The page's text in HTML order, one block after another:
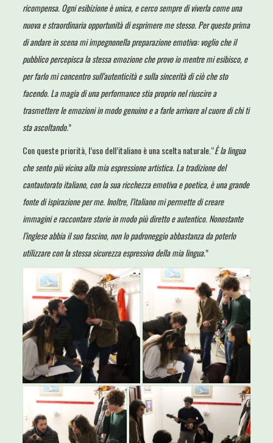
ricompensa. Ogni esibizione è unica, e cerco sempre di viverla come una
nuova e straordinaria opportunità di esprimere me stesso. Per questo prima
di andare in scena mi impegnonella preparazione emotiva: voglio che il
pubblico percepisca la stessa emozione che provo io mentre mi esibisco, e
per farlo mi concentro sull’autenticità e sulla sincerità di ciò che sto
facendo. La magia di una performance stia proprio nel riuscire a
trasmettere le emozioni in modo genuino e a farle arrivare al cuore di chi ti
sta ascoltando.”
Con queste priorità, l’uso dell’italiano è una scelta naturale.“Èla lingua
che sento più vicina alla mia espressione artistica. La tradizione del
cantautorato italiano, con la sua ricchezza emotiva e poetica, è una grande
fonte di ispirazione per me. Inoltre, l’italiano mi permette di creare
immagini e raccontare storie in modo più diretto e autentico. Nonostante
l’inglese abbia il suo fascino, non lo padroneggio abbastanza da poterlo
utilizzare con la stessa sicurezza espressiva della mia lingua.”